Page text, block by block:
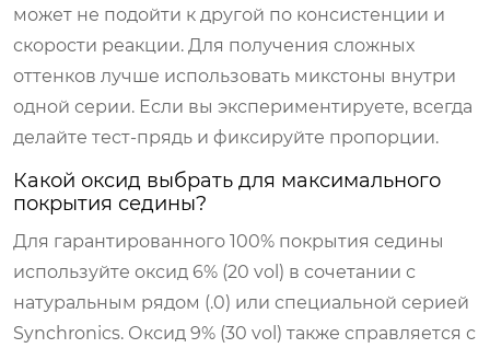
может не подойти к другой по консистенции и
скорости реакции. Для получения сложных
оттенков лучше использовать микстоны внутри
одной серии. Если вы экспериментируете, всегда
делайте тест-прядь и фиксируйте пропорции.
Какой оксид выбрать для максимального
покрытия седины?
Для гарантированного 100% покрытия седины
используйте оксид 6% (20 vol) в сочетании с
натуральным рядом (.0) или специальной серией
Synchronics. Оксид 9% (30 vol) также справляется с